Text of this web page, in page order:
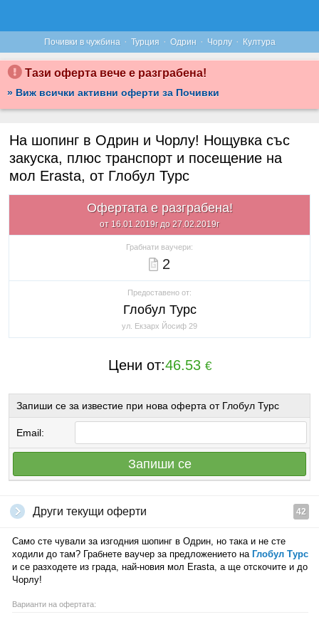
Почивки в чужбина · Турция · Одрин · Чорлу · Култура
Тази оферта вече е разграбена!
» Виж всички активни оферти за Почивки
На шопинг в Одрин и Чорлу! Нощувка със
закуска, плюс транспорт и посещение на
мол Erasta, от Глобул Турс
Офертата е разграбена!
от 16.01.2019г до 27.02.2019г
Грабнати ваучери:
2
Предоставено от:
Глобул Турс
ул. Екзарх Йосиф 29
Цени от:46.53 €
Запиши се за известие при нова оферта от Глобул Турс
Email:
Запиши се
Други текущи оферти 42
Само сте чували за изгодния шопинг в Одрин, но така и не сте
ходили до там? Грабнете ваучер за предложението на Глобул Турс
и се разходете из града, най-новия мол Erasta, а ще отскочите и до
Чорлу!
Варианти на офертата: